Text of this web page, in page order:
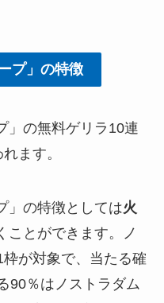
プ」の特徴
」の無料ゲリラ10連
ます。
」の特徴としては火
ことができます。ノ
が対象で、当たる確
90％はノストラダム